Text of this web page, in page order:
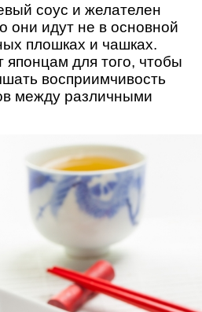
соус и желателен
они идут не в основной
плошках и чашках.
для того, чтобы
восприимчивость
между различными